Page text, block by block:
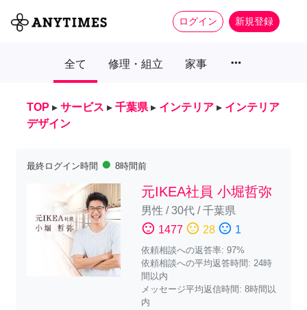
ログイン 新規登録
全て 修理・組立 家事 more_horiz
TOP ▸ サービス ▸ 千葉県 ▸ インテリア ▸ インテリア
デザイン
最終ログイン時間 fiber_manual_record 8時間前
元IKEA社員 小堀哲弥
男性 /30代/千葉県
sentiment_satisfied 1477 sentiment_neutral 28 sentiment_dissatisfied 1
依頼相談への返答率: 97%
依頼相談への平均返答時間: 24時
間以内
メッセージ平均返信時間: 8時間以
内